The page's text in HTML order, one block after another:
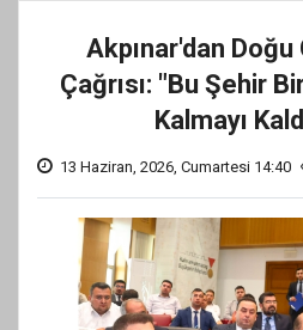
Akpınar'dan Doğu
Çağrısı: "Bu Şehir
Kalmayı
13 Haziran, 2026, Cumartesi 14:40